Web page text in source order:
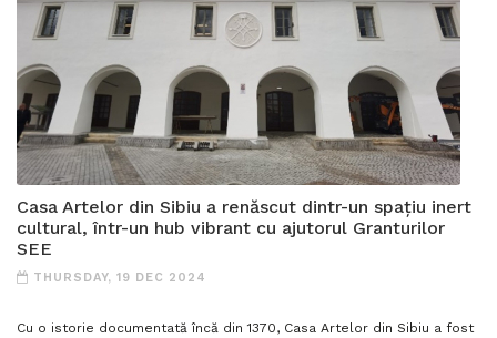
Casa Artelor din Sibiu a renăscut dintr-un spațiu inert
cultural, într-un hub vibrant cu ajutorul Granturilor
SEE
THURSDAY, 19 DEC 2024
Cu o istorie documentată încă din 1370, Casa Artelor din Sibiu a fost